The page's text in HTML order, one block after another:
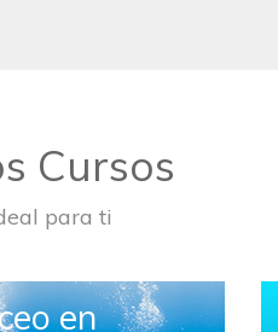
Cursos
para ti
en